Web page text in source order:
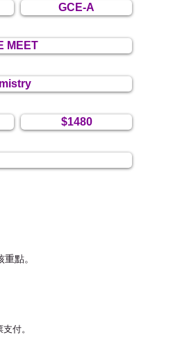
GCE-A
MEET
$1480
點。
付。